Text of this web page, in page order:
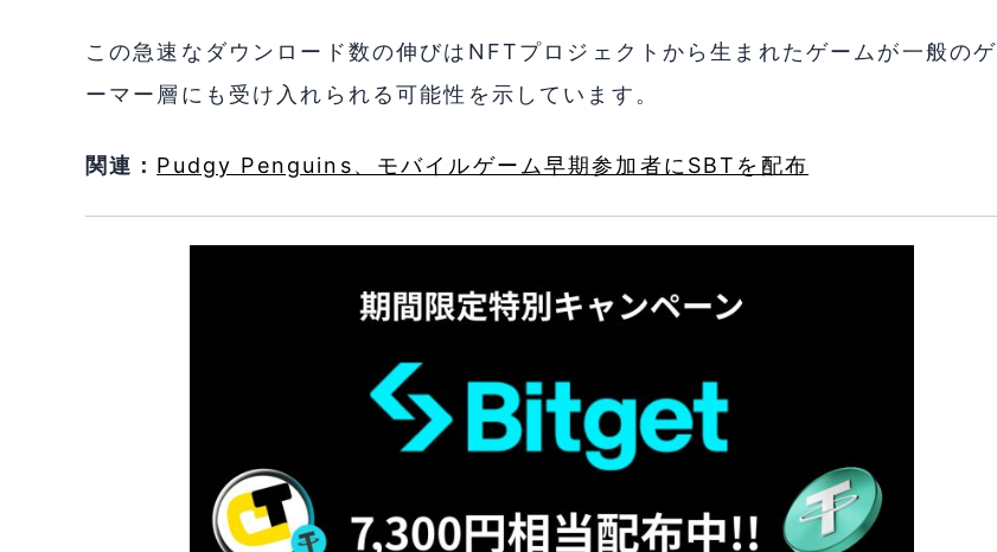
この急速なダウンロード数の伸びはNFTプロジェクトから生まれたゲームが一般のゲ
ーマー層にも受け入れられる可能性を示しています。
関連： Pudgy Penguins、モバイルゲーム早期参加者にSBTを配布